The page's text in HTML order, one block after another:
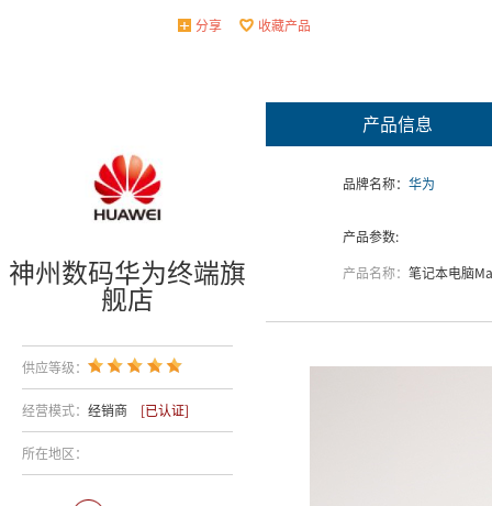
分享 收藏产品
产品信息
品牌名称： 华为
产品参数:
产品名称： 笔记本电脑MateBook D PL-
神州数码华为终端旗
舰店
供应等级：
经营模式： 经销商 [已认证]
所在地区：